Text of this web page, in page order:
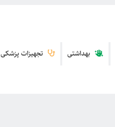
بهداشتی تجهیزات پزشکی